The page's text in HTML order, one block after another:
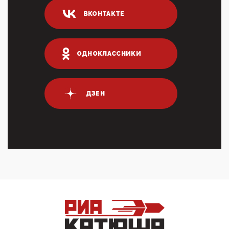
ИНН для переводов по СБП это первый шаг из
логических двухЗаполнение ИНН при любых
переводах по ...
03:35, 10 Апреля 2026
Суммарное вознаграждение менеджменту в 15
крупных банках по итогам 2025 года превысило 63
млрд руб. ...
03:01, 10 Апреля 2026
Террорист и убийца Буданов вальяжно сообщил,
что союзники просили Киев не наносить удары по
энергети...
Госуслугах уме...
12:01, 10 Апреля 2026
Сионистское правительство благосклонно
ВКОНТАКТЕ
ОДНОКЛАССНИКИ
ДЗЕН